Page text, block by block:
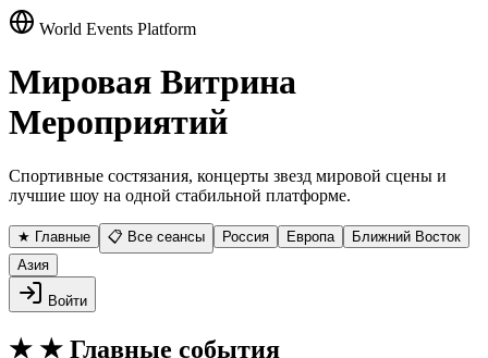
World Events Platform
Мировая Витрина
Мероприятий
Спортивные состязания, концерты звезд мировой сцены и
лучшие шоу на одной стабильной платформе.
★ Главные 📋 Все сеансы Россия Европа
Ближний Восток
Азия
Войти
★ ★ Главные события